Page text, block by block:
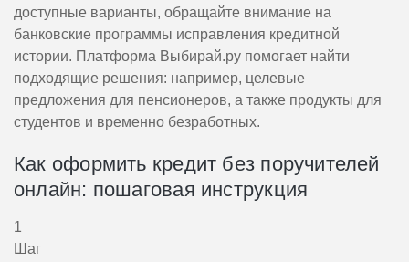
доступные варианты, обращайте внимание на
банковские программы исправления кредитной
истории. Платформа Выбирай.ру помогает найти
подходящие решения: например, целевые
предложения для пенсионеров, а также продукты для
студентов и временно безработных.
Как оформить кредит без поручителей
онлайн: пошаговая инструкция
1
Шаг